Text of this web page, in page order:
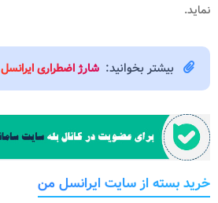
نماید.
بیشتر بخوانید: شارژ اضطراری ایرانسل
خرید بسته از سایت ایرانسل من